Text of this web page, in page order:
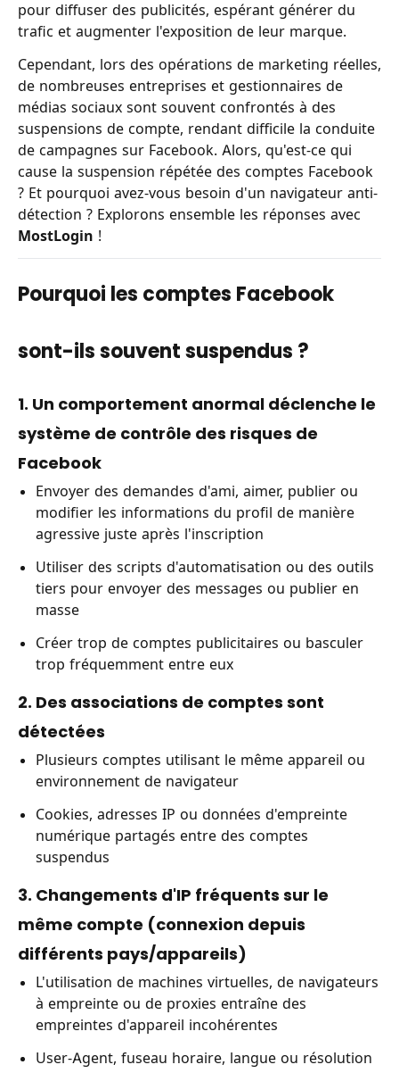
pour diffuser des publicités, espérant générer du
trafic et augmenter l'exposition de leur marque.
Cependant, lors des opérations de marketing réelles,
de nombreuses entreprises et gestionnaires de
médias sociaux sont souvent confrontés à des
suspensions de compte, rendant difficile la conduite
de campagnes sur Facebook. Alors, qu'est-ce qui
cause la suspension répétée des comptes Facebook
? Et pourquoi avez-vous besoin d'un navigateur anti-
détection ? Explorons ensemble les réponses avec
MostLogin !
Pourquoi les comptes Facebook
sont-ils souvent suspendus ?
1. Un comportement anormal déclenche le
système de contrôle des risques de
Facebook
Envoyer des demandes d'ami, aimer, publier ou
modifier les informations du profil de manière
agressive juste après l'inscription
Utiliser des scripts d'automatisation ou des outils
tiers pour envoyer des messages ou publier en
masse
Créer trop de comptes publicitaires ou basculer
trop fréquemment entre eux
2. Des associations de comptes sont
détectées
Plusieurs comptes utilisant le même appareil ou
environnement de navigateur
Cookies, adresses IP ou données d'empreinte
numérique partagés entre des comptes
suspendus
3. Changements d'IP fréquents sur le
même compte (connexion depuis
différents pays/appareils)
L'utilisation de machines virtuelles, de navigateurs
à empreinte ou de proxies entraîne des
empreintes d'appareil incohérentes
User-Agent, fuseau horaire, langue ou résolution